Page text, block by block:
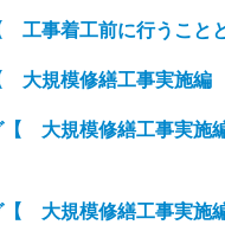
工事着工前に行うこ
大規模修繕工事実施
【 大規模修繕工事実
大規模修繕工事実施